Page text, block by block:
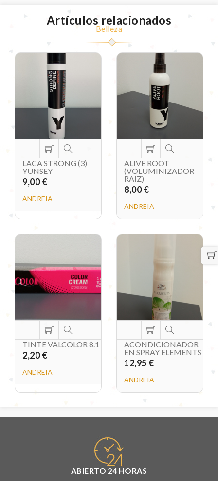
Artículos relacionados
Belleza
LACA STRONG (3)
YUNSEY
9,00 €
ANDREIA
ALIVE ROOT
(VOLUMINIZADOR
RAIZ)
8,00 €
ANDREIA
TINTE VALCOLOR 8.1
2,20 €
ANDREIA
ACONDICIONADOR
EN SPRAY ELEMENTS
12,95 €
ANDREIA
ABIERTO 24 HORAS